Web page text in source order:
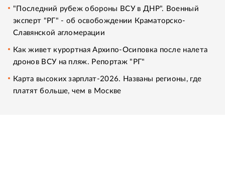
"Последний рубеж обороны ВСУ в ДНР". Военный
эксперт "РГ" - об освобождении Краматорско-
Славянской агломерации
Как живет курортная Архипо-Осиповка после налета
дронов ВСУ на пляж. Репортаж "РГ"
Карта высоких зарплат-2026. Названы регионы, где
платят больше, чем в Москве